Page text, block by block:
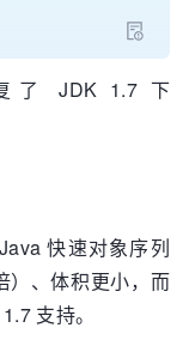
了 JDK 1.7 下
快速对象序列
）、体积更小，而
支持。